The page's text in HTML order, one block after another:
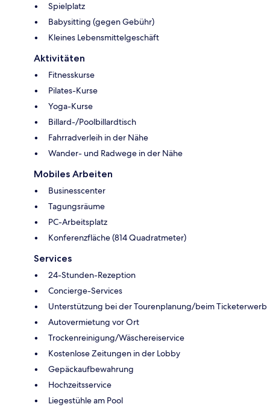
Spielplatz
Babysitting (gegen Gebühr)
Kleines Lebensmittelgeschäft
Aktivitäten
Fitnesskurse
Pilates-Kurse
Yoga-Kurse
Billard-/Poolbillardtisch
Fahrradverleih in der Nähe
Wander- und Radwege in der Nähe
Mobiles Arbeiten
Businesscenter
Tagungsräume
PC-Arbeitsplatz
Konferenzfläche (814 Quadratmeter)
Services
24-Stunden-Rezeption
Concierge-Services
Unterstützung bei der Tourenplanung/beim Ticketerwerb
Autovermietung vor Ort
Trockenreinigung/Wäschereiservice
Kostenlose Zeitungen in der Lobby
Gepäckaufbewahrung
Hochzeitsservice
Liegestühle am Pool